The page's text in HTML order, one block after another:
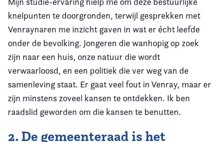
knelpunten te doorgronden, terwijl gesprekken met
Venraynaren me inzicht gaven in wat er écht leefde
onder de bevolking. Jongeren die wanhopig op zoek
zijn naar een huis, onze natuur die wordt
verwaarloosd, en een politiek die ver weg van de
samenleving staat. Er gaat veel fout in Venray, maar er
zijn minstens zoveel kansen te ontdekken. Ik ben
raadslid geworden om die kansen te benutten.
2. De gemeenteraad is het